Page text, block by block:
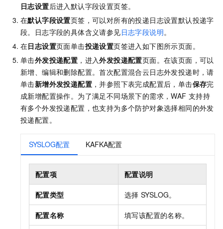
日志设置后进入默认字段设置页签。
在默认字段设置页签，可以对所有的投递日志设置默认投递字
段。日志字段的具体含义请参见日志字段说明。
在日志设置页面单击投递设置页签进入如下图所示页面。
单击外发投递配置 ，进入外发投递配置页面。在该页面，可以
新增、编辑和删除配置。首次配置混合云日志外发投递时，请
单击新增外发投递配置 ，并参照下表完成配置后，单击保存完
成新增配置操作。为了满足不同场景下的需求，WAF 支持持
有多个外发投递配置，也支持为多个防护对象选择相同的外发
投递配置。
SYSLOG配置 KAFKA配置
配置项 配置说明
配置类型 选择 SYSLOG。
配置名称 填写该配置的名称。